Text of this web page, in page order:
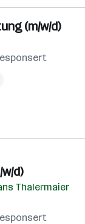
(m/w/d)
d)
Thalermaier